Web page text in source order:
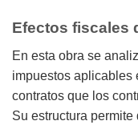
Efectos fiscales
En esta obra se
impuestos aplicables
contratos que los
Su estructura